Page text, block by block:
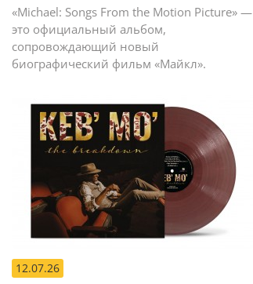
«Michael: Songs From the Motion Picture» —
это официальный альбом,
сопровождающий новый
биографический фильм «Майкл».
12.07.26